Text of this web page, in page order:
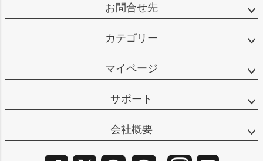
お問合せ先
カテゴリー
マイページ
サポート
会社概要